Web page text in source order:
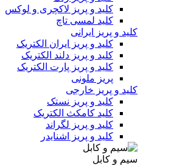
کلید و پریز لاکچری و لوکس
کلید لمسی تاچ
کلید و پریز ایرانی
کلید و پریز ایران الکتریک
کلید و پریز دلند الکتریک
کلید و پریز پارت الکتریک
پریز ملونی
کلید و پریز خارجی
کلید و پریز نستک
کلید کامکث الکتریک
کلید و پریز لگراند
کلید و پریز اشنایدر
سیم و کابل